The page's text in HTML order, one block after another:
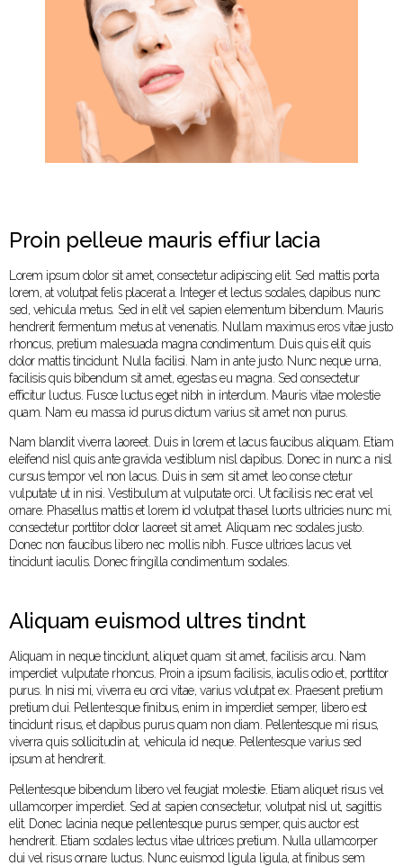
Proin pelleue mauris effiur lacia
Lorem ipsum dolor sit amet, consectetur adipiscing elit. Sed mattis porta
lorem, at volutpat felis placerat a. Integer et lectus sodales, dapibus nunc
sed, vehicula metus. Sed in elit vel sapien elementum bibendum. Mauris
hendrerit fermentum metus at venenatis. Nullam maximus eros vitae justo
rhoncus, pretium malesuada magna condimentum. Duis quis elit quis
dolor mattis tincidunt. Nulla facilisi. Nam in ante justo. Nunc neque urna,
facilisis quis bibendum sit amet, egestas eu magna. Sed consectetur
efficitur luctus. Fusce luctus eget nibh in interdum. Mauris vitae molestie
quam. Nam eu massa id purus dictum varius sit amet non purus.
Nam blandit viverra laoreet. Duis in lorem et lacus faucibus aliquam. Etiam
eleifend nisl quis ante gravida vestiblum nisl dapibus. Donec in nunc a nisl
cursus tempor vel non lacus. Duis in sem sit amet leo conse ctetur
vulputate ut in nisi. Vestibulum at vulputate orci. Ut facilisis nec erat vel
ornare. Phasellus mattis et lorem id volutpat thasel luorts ultricies nunc mi,
consectetur porttitor dolor laoreet sit amet. Aliquam nec sodales justo.
Donec non faucibus libero nec mollis nibh. Fusce ultrices lacus vel
tincidunt iaculis. Donec fringilla condimentum sodales.
Aliquam euismod ultres tindnt
Aliquam in neque tincidunt, aliquet quam sit amet, facilisis arcu. Nam
imperdiet vulputate rhoncus. Proin a ipsum facilisis, iaculis odio et, porttitor
purus. In nisi mi, viverra eu orci vitae, varius volutpat ex. Praesent pretium
pretium dui. Pellentesque finibus, enim in imperdiet semper, libero est
tincidunt risus, et dapibus purus quam non diam. Pellentesque mi risus,
viverra quis sollicitudin at, vehicula id neque. Pellentesque varius sed
ipsum at hendrerit.
Pellentesque bibendum libero vel feugiat molestie. Etiam aliquet risus vel
ullamcorper imperdiet. Sed at sapien consectetur, volutpat nisl ut, sagittis
elit. Donec lacinia neque pellentesque purus semper, quis auctor est
hendrerit. Etiam sodales lectus vitae ultrices pretium. Nulla ullamcorper
dui vel risus ornare luctus. Nunc euismod ligula ligula, at finibus sem